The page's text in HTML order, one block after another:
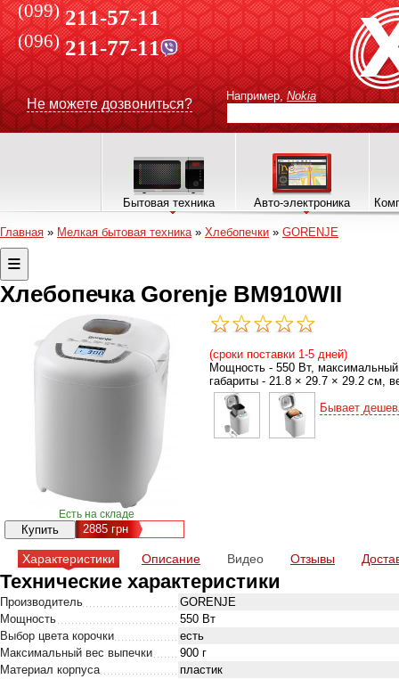
(099) 211-57-11
(096)211-77-11
Не можете дозвониться?
Например, Nokia
Бытовая техника Авто-электроника
Главная » Мелкая бытовая техника» Хлебопечки » GORENJE
Хлебопечка Gorenje BM910WII
Есть на складе
2885 грн
(сроки поставки 1-5 дней)
Мощность - 550 Вт, максимальный
габариты - 21.8 × 29.7 × 29.2 см,
Бывает
Характеристики Описание Видео Отзывы
Технические характеристики
Производитель
GORENJE
Мощность
550 Вт
Выбор цвета корочки
есть
Максимальный вес выпечки
900 г
Материал корпуса
пластик